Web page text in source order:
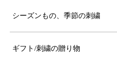
シーズンもの、季節の刺繍
ギフト/刺繍の贈り物